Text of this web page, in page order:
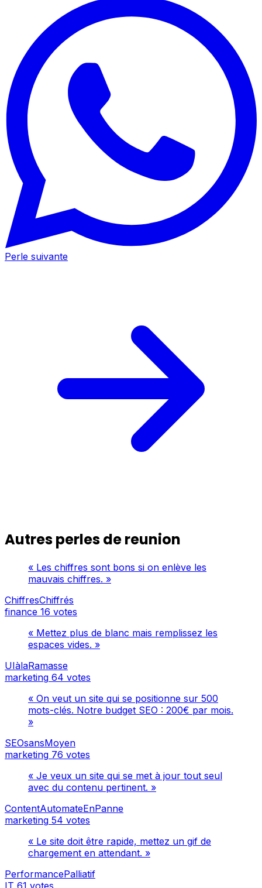
Perle suivante
Autres perles de reunion
« Les chiffres sont bons si on enlève les
mauvais chiffres. »
ChiffresChiffrés
finance 16 votes
« Mettez plus de blanc mais remplissez les
espaces vides. »
UIàlaRamasse
marketing 64 votes
« On veut un site qui se positionne sur 500
mots-clés. Notre budget SEO : 200€ par mois.
»
SEOsansMoyen
marketing 76 votes
« Je veux un site qui se met à jour tout seul
avec du contenu pertinent. »
ContentAutomateEnPanne
marketing 54 votes
« Le site doit être rapide, mettez un gif de
chargement en attendant. »
PerformancePalliatif
IT 61 votes